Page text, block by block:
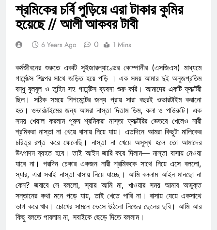
শ্রমিকের চর্বি পুড়িয়ে এরা টাকার কুমির
হয়েছে // আলী আকবর টাবী
6 Years Ago 0 1 Mins
কর্মজীবনের শুরুতে একটি সুইজারল্যাণ্ডের কোম্পানীর (এসজিএস) মাধ্যমে
গার্মেন্টস শিল্পের সাথে জড়িত হয়ে পড়ি । এক সময় আমার দুই অনুজপ্রতিম
বন্ধু বুলবুল ও তুহিন সহ গার্মেন্টস ব্যবসা শুরু করি। আমাদের একটি ফ্যাক্টরী
ছিল। সঠিক সময়ে শিপমেন্টের জন্য প্রায় সারা বছরই ওভারটাইম করানো
হত। ওভারটাইমের জন্য আমরা নাস্তা দিতাম ডিম, কলা ও পাউরুটি। এক
সময় খেয়াল করলাম পুরুষ শ্রমিকরা নাস্তা ফ্যাক্টরির ভেতরে খেলেও নারী
শ্রমিকরা নাস্তা না খেয়ে বাসায় নিয়ে যায়। এতদিনে আমরা কিছুটা মালিকের
চরিত্র রপ্ত করে ফেলেছি। নাস্তা না খেয়ে অসুস্থ হলে তো আমাদের
উৎপাদন ব্যহত হবে। তাই আইন জারি করে দিলাম— নাস্তা বাসায় নেওয়া
যাবে না। পরদিন চেকার একজন নারী শ্রমিককে সাথে নিয়ে এসে বললো,
স্যার, এরা সবাই নাস্তা বাসায় নিয়ে যাচ্ছে। আমি বললাম আইন মানছো না
কেন? জবাবে সে বললো, স্যার আমি মা, খাওয়ার সময় আমার অভুক্ত
সন্তানের কথা মনে পড়ে যায়, তাই খেতে পারি না। বাসায় যেয়ে একসাথে
ভাগ করে খাব। চোখের সামনে ভেসে উঠলো নিজের ছেলের ছবি। আমি আর
কিছু বলতে পারলাম না, সবাইকে ছেড়ে দিতে বললাম।